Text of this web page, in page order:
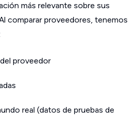
más relevante sobre sus
comparar proveedores, tenemos
proveedor
real (datos de pruebas de